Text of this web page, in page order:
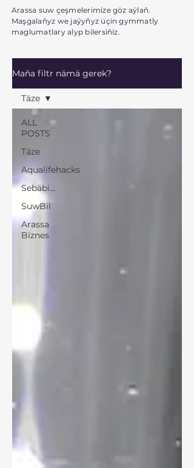
Arassa suw çeşmelerimize göz aýlaň.
Maşgalaňyz we jaýyňyz üçin gymmatly
maglumatlary alyp bilersiňiz.
Maňa filtr nämä gerek?
ALL
POSTS
Täze
Aqualifehacks
Sebäbi...
SuwBil
Arassa
Biznes
Täze